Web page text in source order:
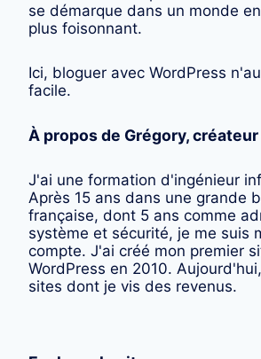
se démarque dans un monde
plus foisonnant.
Ici, bloguer avec WordPress
facile.
À propos de Grégory,
J'ai une formation d'ingénieur
Après 15 ans dans une grande
française, dont 5 ans comme
système et sécurité, je me suis
compte. J'ai créé mon premier
WordPress en 2010.
sites dont je vis des revenus.